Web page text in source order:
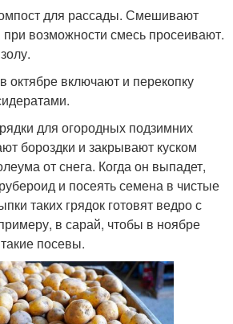
для рассады. Смешивают
возможности смесь просеивают.
октябре включают и перекопку
для огородных подзимних
бороздки и закрывают куском
от снега. Когда он выпадет,
и посеять семена в чистые
таких грядок готовят ведро с
в сарай, чтобы в ноябре
посевы.